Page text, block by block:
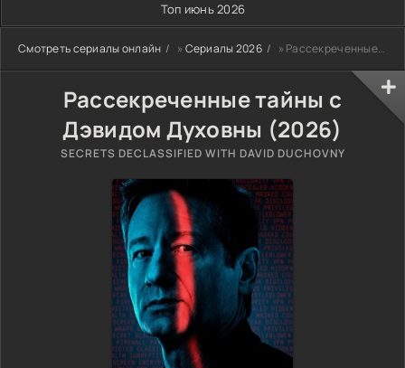
Топ июнь 2026
Смотреть сериалы онлайн » Сериалы 2026 » Рассекреченные тайны с Дэвидом Духовны (2026)
Рассекреченные тайны с
Дэвидом Духовны (2026)
SECRETS DECLASSIFIED WITH DAVID DUCHOVNY